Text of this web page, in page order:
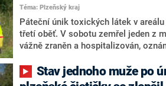
místě je stabilizovaná. Společnost
policií podrobně analyzuje veškeré
neštěstí předcházely, řekla mluvčí
Kodadová.
Téma: Plzeňský kraj
Páteční únik toxických látek v
třetí oběť. V sobotu zemřel jeden z
vážně zraněn a hospitalizován,
Kufnerová. Stav druhého zraněného
mírně zlepšil a je ve stabilizovaném